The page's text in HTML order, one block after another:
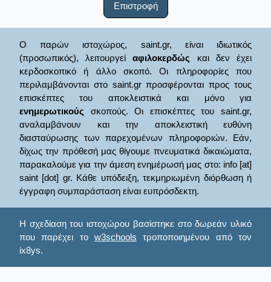
Επιστροφή
Ο παρών ιστοχώρος, saint.gr, είναι ιδιωτικός
(προσωπικός), λειτουργείαφιλοκερδώς και δεν έχει
κερδοσκοπικό ή άλλο σκοπό. Οι πληροφορίες που
περιλαμβάνονται στο saint.gr προσφέρονται προς τους
επισκέπτες του αποκλειστικά και μόνο για
ενημερωτικούς σκοπούς. Οι επισκέπτες του saint.gr,
αναλαμβάνουν και την αποκλειστική ευθύνη
διασταύρωσης των παρεχομένων πληροφοριών. Εάν,
δίχως την πρόθεσή μας θίγουμε πνευματικά δικαιώματα,
παρακαλούμε για την άμεση ενημέρωσή μας στο: info [at]
saint [dot] gr. Κάθε υπόδειξη, τεκμηριωμένη διόρθωση ή
έγγραφη συμπαράσταση είναι ευπρόσδεκτη.
Η σχεδίαση του ιστοχώρου βασίστηκε στο δωρεάν υλικό
που παρέχει το w3schools τροποποιημένου από τον
ix8ys.